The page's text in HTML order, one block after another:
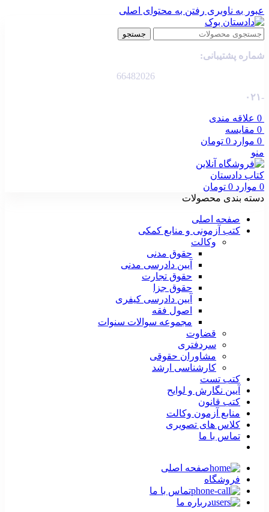
عبور به ناوبری رفتن به محتوای اصلی
جستجو
شماره پشتیبانی:
66482026
-۰۲۱
0 علاقه مندی
0 مقایسه
0 موارد 0 تومان
منو
0 موارد 0 تومان
دسته بندی محصولات
صفحه اصلی
کتب آزمونی و منابع کمکی
وکالت
حقوق مدنی
آیین دادرسی مدنی
حقوق تجارت
حقوق جزا
آیین دادرسی کیفری
اصول فقه
مجموعه سوالات سنوات
قضاوت
سردفتری
مشاوران حقوقی
کارشناسی ارشد
کتب تست
آیین نگارش و لوایح
کتب قانون
منابع آزمون وکالت
کلاس های تصویری
تماس با ما
صفحه اصلی
فروشگاه
تماس با ما
درباره ما